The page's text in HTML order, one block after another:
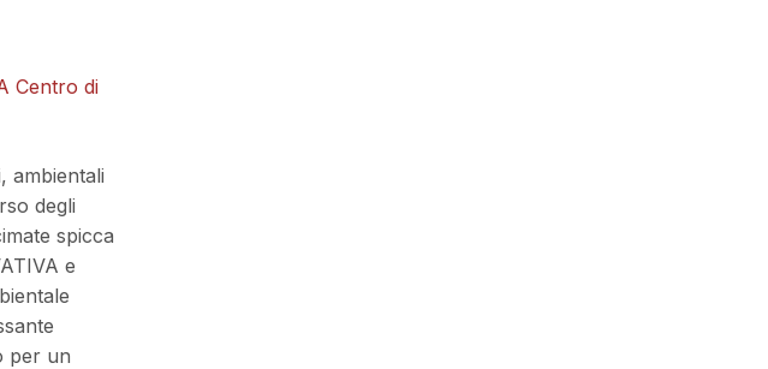
Centro di
ambientali
degli
spicca
e
per un